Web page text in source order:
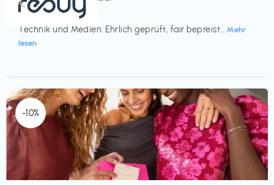
rebuy
Technik und Medien: Ehrlich geprüft, fair bepreist... Mehr
lesen
€‎
-10%